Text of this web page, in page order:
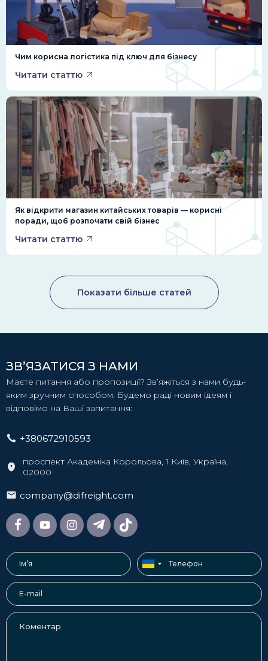
Чим корисна логістика під ключ для бізнесу
Читати статтю
Як відкрити магазин китайських товарів — корисні
поради, щоб розпочати свій бізнес
Читати статтю
Показати більше статей
ЗВ’ЯЗАТИСЯ З НАМИ
Маєте питання або пропозиції? Зв’яжіться з нами будь-
яким зручним способом. Будемо раді новим ідеям і
відповімо на Ваші запитання:
+380672910593
проспект Академіка Корольова, 1 Київ, Україна,
02000
company@difreight.com